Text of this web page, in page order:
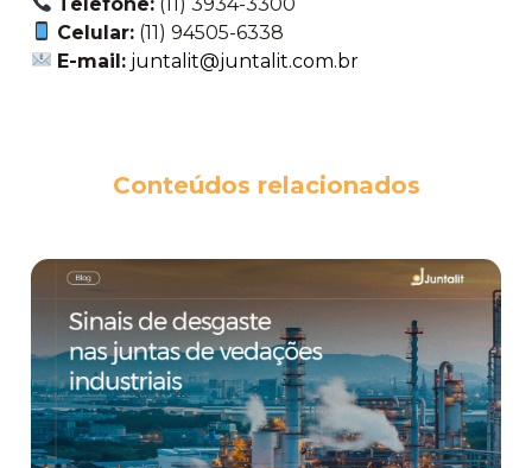
Celular: (11) 94505-6338
E-mail: juntalit@juntalit.com.br
Conteúdos relacionados